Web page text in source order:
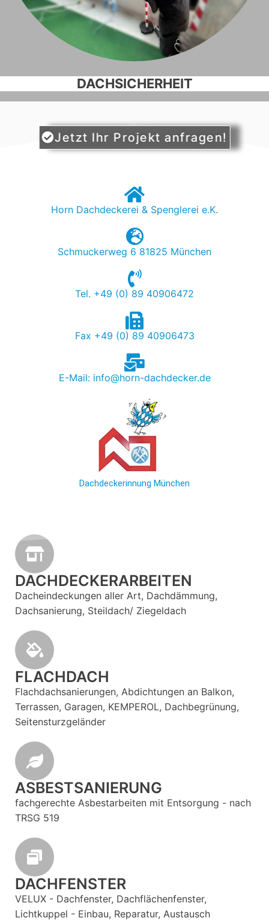
DACHSICHERHEIT
Jetzt Ihr Projekt anfragen!
Horn Dachdeckerei & Spenglerei e.K.
Schmuckerweg 6 81825 München
Tel. +49 (0) 89 40906472
Fax +49 (0) 89 40906473
E-Mail: info@horn-dachdecker.de
Dachdeckerinnung München
DACHDECKERARBEITEN
Dacheindeckungen aller Art, Dachdämmung,
Dachsanierung, Steildach/ Ziegeldach
FLACHDACH
Flachdachsanierungen, Abdichtungen an Balkon,
Terrassen, Garagen, KEMPEROL, Dachbegrünung,
Seitensturzgeländer
ASBESTSANIERUNG
fachgerechte Asbestarbeiten mit Entsorgung - nach
TRSG 519
DACHFENSTER
VELUX - Dachfenster, Dachflächenfenster,
Lichtkuppel - Einbau, Reparatur, Austausch